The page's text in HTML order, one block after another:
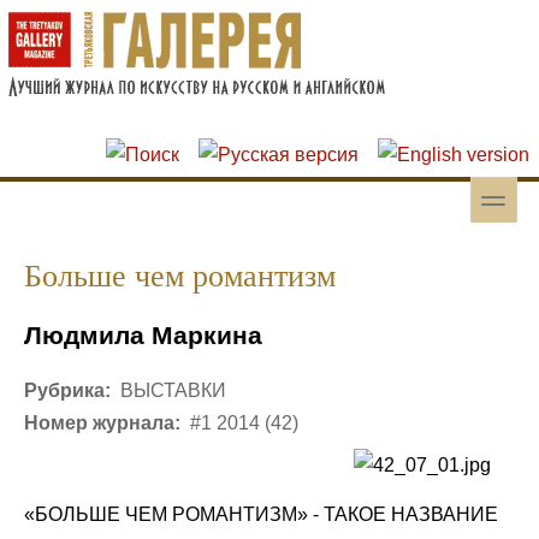
Перейти к основному содержанию
Skip to search
toggle
Больше чем романтизм
Людмила Маркина
Рубрика:
ВЫСТАВКИ
Номер журнала: #1 2014 (42)
«БОЛЬШЕ ЧЕМ РОМАНТИЗМ» - ТАКОЕ НАЗВАНИЕ